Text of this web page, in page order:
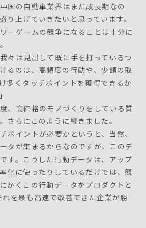
国の自動車業界はまだ成長期なの
り上げていきたいと思っています。
ーゲームの競争になることは十分に
々は見出して既に手を打っているつ
るのは、高頻度の行動や、少額の取
多くタッチポイントを獲得できるか
、高価格のモノづくりをしている質
さらにこのように続きました。
ポイントが必要かというと、当然、
タが集まるからなのですが、このデ
す。こうした行動データは、アップ
化に使ったりしているだけでは、競
かくこの行動データをプロダクトと
を最も高速で改善できた企業が勝